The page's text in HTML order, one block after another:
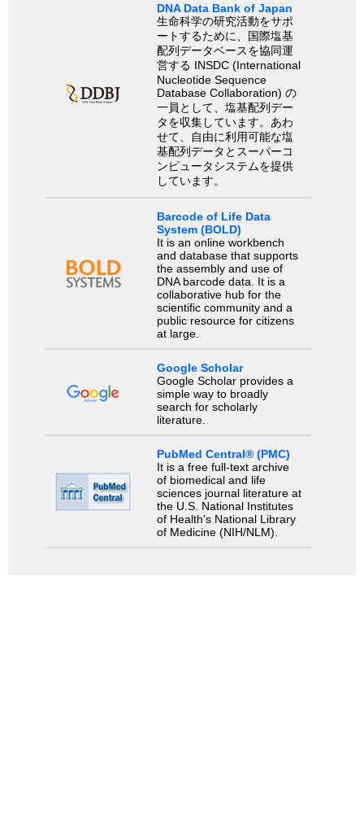
DNA Data Bank of Japan
生命科学の研究活動をサポ
ートするために、国際塩基
配列データベースを協同運
営する INSDC (International
Nucleotide Sequence
Database Collaboration) の
一員として、塩基配列デー
タを収集しています。あわ
せて、自由に利用可能な塩
基配列データとスーパーコ
ンピュータシステムを提供
しています。
Barcode of Life Data
System (BOLD)
It is an online workbench
and database that supports
the assembly and use of
DNA barcode data. It is a
collaborative hub for the
scientific community and a
public resource for citizens
at large.
Google Scholar
Google Scholar provides a
simple way to broadly
search for scholarly
literature.
PubMed Central® (PMC)
It is a free full-text archive
of biomedical and life
sciences journal literature at
the U.S. National Institutes
of Health's National Library
of Medicine (NIH/NLM).